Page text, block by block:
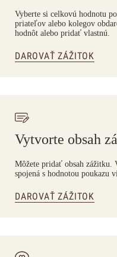
Vyberte si celkovú hodnotu
priateľov alebo kolegov
hodnôt alebo pridať vlastnú.
DAROVAŤ ZÁŽITOK
Vytvorte obsah
Môžete pridať obsah zážitku.
spojená s hodnotou poukazu
DAROVAŤ ZÁŽITOK